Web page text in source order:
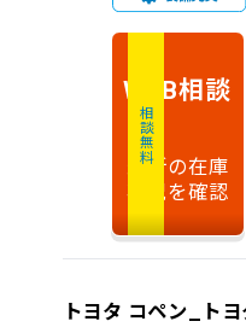
相談無料
WEB相談
最新の在庫
状況を確認
トヨタ コペン_ト